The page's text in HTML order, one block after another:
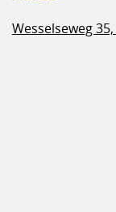
Wesselseweg 35,